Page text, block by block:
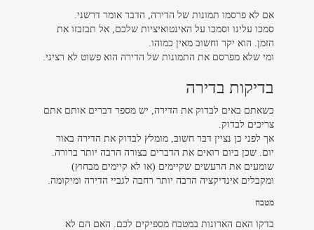
אם לא פרסמו תמונות של הדירה, הדבר אומר דרשני.
סמכו עלינו וסמכו על האינטואיציות שלכם, אל תבזבזו את
הזמן. הוא יקר וחשוב מאין כמוהו.
ומי שלא מפרסם את התמונות של הדירה הוא פשוט לא רציני.
בדיקות בדירה
כשאתם באים לבדוק את הדירה, יש מספר דברים אותם אתם
צריכים לבדוק.
אך לפני כן נציין דבר חשוב, מומלץ לבדוק את הדירה באור
יום. שכן ביום רואים את הדברים בצורה הרבה יותר ברורה.
שומעים את הרעשים שקיימים (או לא קיימים מבחוץ)
ומקבלים אינדיקציה הרבה יותר רחבה לגביי הדירה ומיקומה.
מטבח
בדקו האם הארונות במטבח מספיקים לכם. האם הם לא